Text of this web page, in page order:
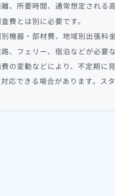
、所要時間、通常想定される
費とは別に必要です。
機器・部材費、地域別出張料
、フェリー、宿泊などが必要
の変動などにより、不定期に
応できる場合があります。ス